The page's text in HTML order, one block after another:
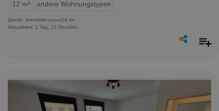
12 m²
andere Wohnungstypen
Quelle: Immobilienscout24.de
Aktualisiert: 1 Tag, 12 Stunden